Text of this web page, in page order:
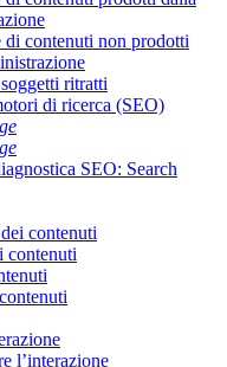
contenuti non prodotti
ritratti
di ricerca (SEO)
SEO: Search
contenuti
contenuti
l’interazione